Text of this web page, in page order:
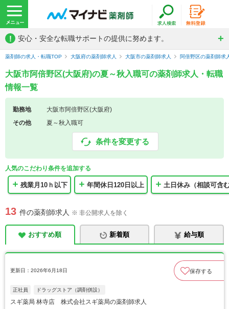
! 安心・安全な転職サポートの提供に努めます。
薬剤師の求人・転職TOP 大阪府の薬剤師求人 大阪市の薬剤師求人 阿倍野区の薬剤師求
大阪市阿倍野区(大阪府)の夏～秋入職可の薬剤師求人・転職
情報一覧
勤務地
大阪市阿倍野区(大阪府)
その他
夏～秋入職可
条件を変更する
人気のこだわり条件を追加する
残業月10ｈ以下 年間休日120日以上 土日休み（相談可含
13 件の薬剤師求人 ※ 非公開求人を除く
おすすめ順 新着順 給与順
更新日：2026年6月18日 保存する
正社員 ドラッグストア（調剤併設）
スギ薬局 林寺店 株式会社スギ薬局の薬剤師求人